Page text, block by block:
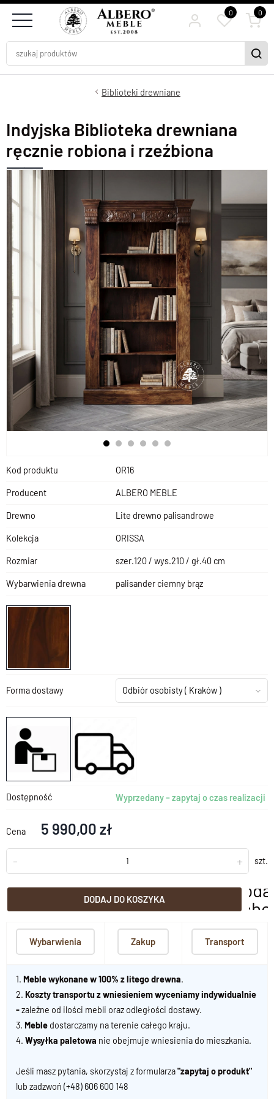
0 0
Biblioteki drewniane
Indyjska Biblioteka drewniana
ręcznie robiona i rzeźbiona
Kod produktu OR16
Producent ALBERO MEBLE
Drewno Lite drewno palisandrowe
Kolekcja ORISSA
Rozmiar szer.120 / wys.210 / gł.40 cm
Wybarwienia drewna palisander ciemny brąz
Forma dostawy Odbiór osobisty( Kraków )
Dostępność Wyprzedany – zapytaj o czas realizacji
Cena 5 990,00 zł
- + szt.
DODAJ DO KOSZYKA
Wybarwienia Zakup Transport
1. Meble wykonane w 100% z litego drewna.
2. Koszty transportu z wniesieniem wyceniamy indywidualnie
-zależne od ilości mebli oraz odległości dostawy.
3. Meble dostarczamy na terenie całego kraju.
4. Wysyłka paletowa nie obejmuje wniesienia do mieszkania.
Jeśli masz pytania, skorzystaj z formularza"zapytaj o produkt"
lub zadzwoń (+48) 606 600 148